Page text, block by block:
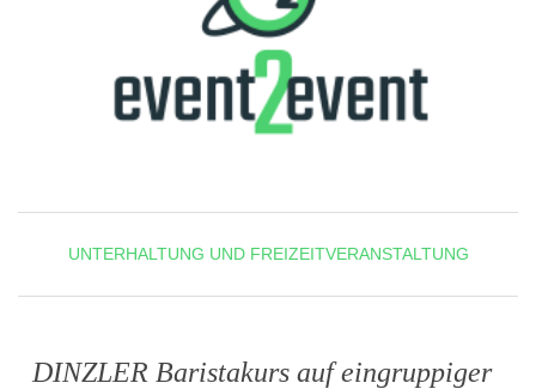
UNTERHALTUNG UND FREIZEITVERANSTALTUNG
DINZLER Baristakurs auf eingruppiger